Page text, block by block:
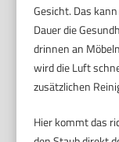
Gesicht. Das
Dauer die
drinnen an
wird die Luft
zusätzlichen
Hier kommt das